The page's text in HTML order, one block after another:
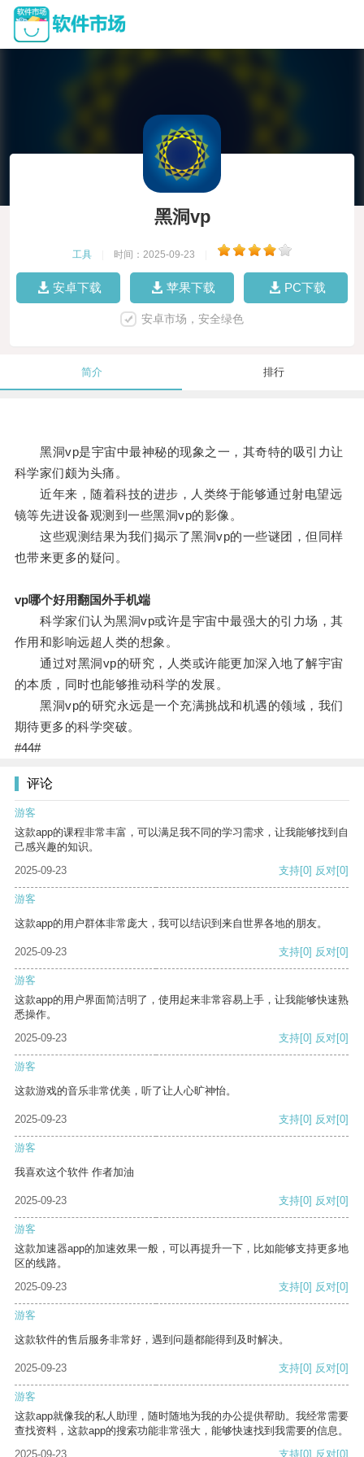
黑洞vp
工具 时间：2025-09-23
安卓下载 苹果下载 PC下载
安卓市场，安全绿色
简介 排行
黑洞vp是宇宙中最神秘的现象之一，其奇特的吸引力让
科学家们颇为头痛。
近年来，随着科技的进步，人类终于能够通过射电望远
镜等先进设备观测到一些黑洞vp的影像。
这些观测结果为我们揭示了黑洞vp的一些谜团，但同样
也带来更多的疑问。
vp哪个好用翻国外手机端
科学家们认为黑洞vp或许是宇宙中最强大的引力场，其
作用和影响远超人类的想象。
通过对黑洞vp的研究，人类或许能更加深入地了解宇宙
的本质，同时也能够推动科学的发展。
黑洞vp的研究永远是一个充满挑战和机遇的领域，我们
期待更多的科学突破。
#44#
评论
游客
这款app的课程非常丰富，可以满足我不同的学习需求，让我能够找到自
己感兴趣的知识。
2025-09-23
支持[0] 反对[0]
游客
这款app的用户群体非常庞大，我可以结识到来自世界各地的朋友。
2025-09-23 支持[0] 反对[0]
游客
这款app的用户界面简洁明了，使用起来非常容易上手，让我能够快速熟
悉操作。
2025-09-23
支持[0] 反对[0]
游客
这款游戏的音乐非常优美，听了让人心旷神怡。
2025-09-23 支持[0] 反对[0]
游客
我喜欢这个软件 作者加油
2025-09-23 支持[0] 反对[0]
游客
这款加速器app的加速效果一般，可以再提升一下，比如能够支持更多地
区的线路。
2025-09-23
支持[0] 反对[0]
游客
这款软件的售后服务非常好，遇到问题都能得到及时解决。
2025-09-23 支持[0] 反对[0]
游客
这款app就像我的私人助理，随时随地为我的办公提供帮助。我经常需要
查找资料，这款app的搜索功能非常强大，能够快速找到我需要的信息。
2025-09-23
支持[0] 反对[0]